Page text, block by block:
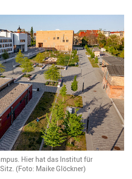
Hier hat das Institut für
(Foto: Maike Glöckner)